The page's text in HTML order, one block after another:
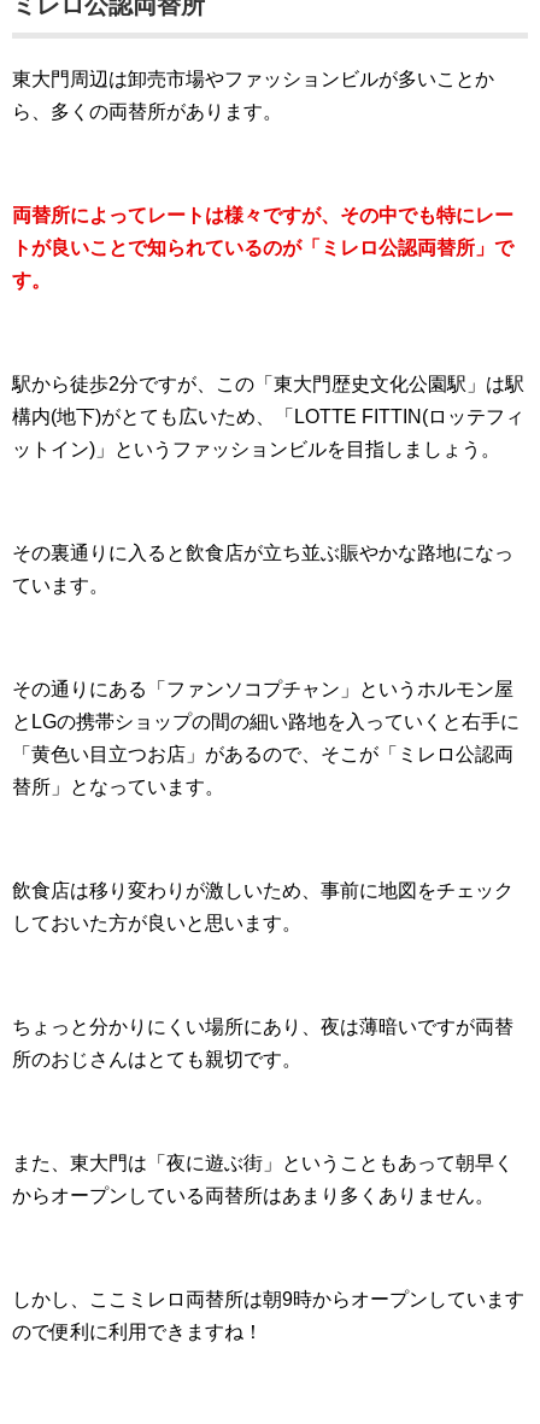
東大門周辺は卸売市場やファッションビルが多いことか
ら、多くの両替所があります。
両替所によってレートは様々ですが、その中でも特にレー
トが良いことで知られているのが「ミレロ公認両替所」 で
す。
駅から徒歩2分ですが、この「東大門歴史文化公園駅」は駅
構内(地下)がとても広いため、「LOTTE FITTIN(ロッテフィ
ットイン)」というファッションビルを目指しましょう。
その裏通りに入ると飲食店が立ち並ぶ賑やかな路地になっ
ています。
その通りにある「ファンソコプチャン」というホルモン屋
とLGの携帯ショップの間の細い路地を入っていくと右手に
「黄色い目立つお店」があるので、そこが「ミレロ公認両
替所」となっています。
飲食店は移り変わりが激しいため、事前に地図をチェック
しておいた方が良いと思います。
ちょっと分かりにくい場所にあり、夜は薄暗いですが両替
所のおじさんはとても親切です。
また、東大門は「夜に遊ぶ街」ということもあって朝早く
からオープンしている両替所はあまり多くありません。
しかし、ここミレロ両替所は朝9時からオープンしています
ので便利に利用できますね！